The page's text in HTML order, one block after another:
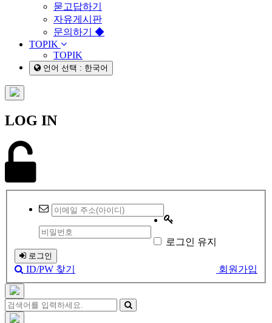
묻고답하기
자유게시판
문의하기 ◆
TOPIK
TOPIK
언어 선택 : 한국어
LOG IN
로그인 유지
로그인
회원가입
ID/PW 찾기